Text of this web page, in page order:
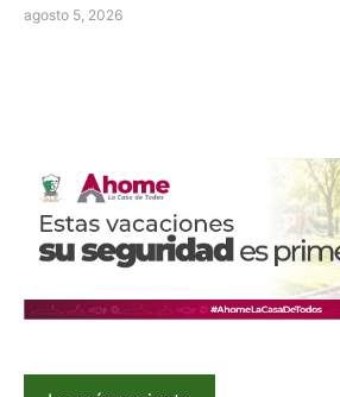
agosto 5, 2026